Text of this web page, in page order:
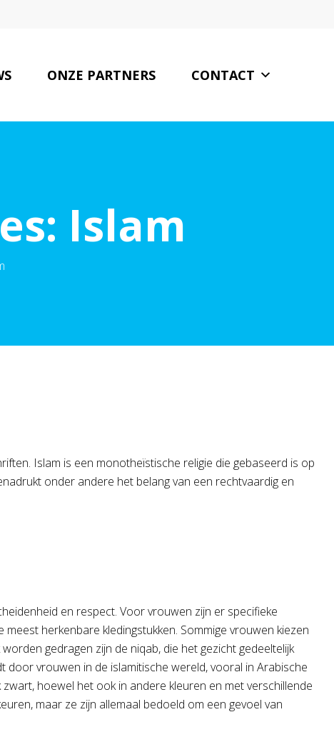
ONZE PARTNERS CONTACT
Islam
Islam is een monotheïstische religie die gebaseerd is op
onder andere het belang van een rechtvaardig en
en respect. Voor vrouwen zijn er specifieke
herkenbare kledingstukken. Sommige vrouwen kiezen
gedragen zijn de niqab, die het gezicht gedeeltelijk
door vrouwen in de islamitische wereld, vooral in Arabische
zwart, hoewel het ook in andere kleuren en met verschillende
maar ze zijn allemaal bedoeld om een gevoel van